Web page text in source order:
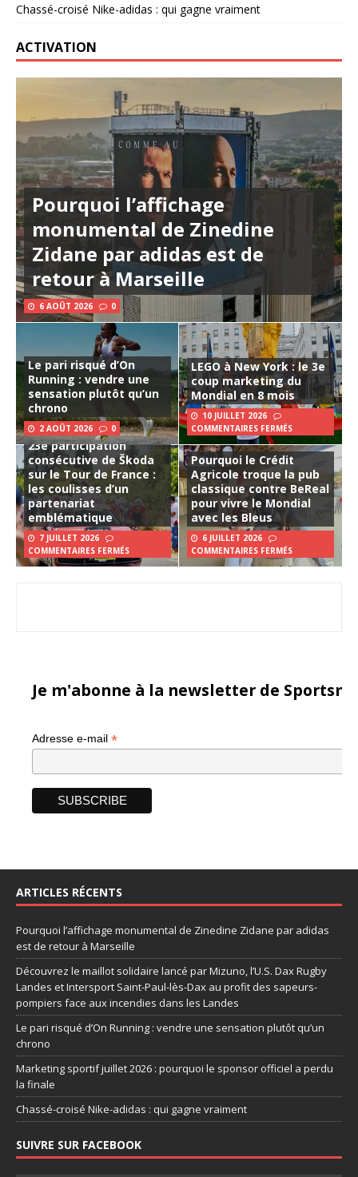
Chassé-croisé Nike-adidas : qui gagne vraiment
ACTIVATION
Pourquoi l’affichage
monumental de Zinedine
Zidane par adidas est de
retour à Marseille
6 AOÛT 2026 0
Le pari risqué d’On
Running : vendre une
sensation plutôt qu’un
chrono
2 AOÛT 2026 0
LEGO à New York : le 3e
coup marketing du
Mondial en 8 mois
10 JUILLET 2026
COMMENTAIRES FERMÉS
23e participation
consécutive de Škoda
sur le Tour de France :
les coulisses d’un
partenariat
emblématique
7 JUILLET 2026
COMMENTAIRES FERMÉS
Pourquoi le Crédit
Agricole troque la pub
classique contre BeReal
pour vivre le Mondial
avec les Bleus
6 JUILLET 2026
COMMENTAIRES FERMÉS
Je m'abonne à la newsletter de
Adresse e-mail *
ARTICLES RÉCENTS
Pourquoi l’affichage monumental de Zinedine Zidane par adidas
est de retour à Marseille
Découvrez le maillot solidaire lancé par Mizuno, l’U.S. Dax Rugby
Landes et Intersport Saint-Paul-lès-Dax au profit des sapeurs-
pompiers face aux incendies dans les Landes
Le pari risqué d’On Running : vendre une sensation plutôt qu’un
chrono
Marketing sportif juillet 2026 : pourquoi le sponsor officiel a perdu
la finale
Chassé-croisé Nike-adidas : qui gagne vraiment
SUIVRE SUR FACEBOOK